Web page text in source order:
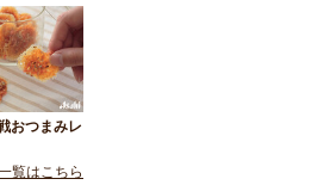
おつまみレ
覧はこちら